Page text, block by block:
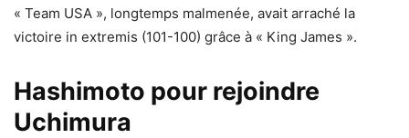
« Team USA », longtemps malmenée, avait arraché la
victoire in extremis (101-100) grâce à « King James ».
Hashimoto pour rejoindre
Uchimura